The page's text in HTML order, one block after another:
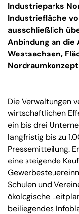
Industrieparks
Industriefläche
ausschließlich
Anbindung an die
Westsachsen,
Die Verwaltungen
wirtschaftlichen
ein bis drei
langfristig bis zu
Pressemitteilung.
eine steigende
Schulen und
ökologische
beiliegendes